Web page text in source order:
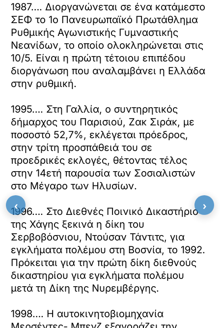
1987…. Διοργανώνεται σε ένα κατάμεστο
ΣΕΦ το 1ο Πανευρωπαϊκό Πρωτάθλημα
Ρυθμικής Αγωνιστικής Γυμναστικής
Νεανίδων, το οποίο ολοκληρώνεται στις
10/5. Είναι η πρώτη τέτοιου επιπέδου
διοργάνωση που αναλαμβάνει η Ελλάδα
στην ρυθμική.
1995…. Στη Γαλλία, ο συντηρητικός
δήμαρχος του Παρισιού, Ζακ Σιράκ, με
ποσοστό 52,7%, εκλέγεται πρόεδρος,
στην τρίτη προσπάθειά του σε
προεδρικές εκλογές, θέτοντας τέλος
στην 14ετή παρουσία των Σοσιαλιστών
στο Μέγαρο των Ηλυσίων.
1996…. Στο Διεθνές Ποινικό Δικαστήριο
της Χάγης ξεκινά η δίκη του
Σερβοβόσνιου, Ντούσαν Τάντιτς, για
εγκλήματα πολέμου στη Βοσνία, το 1992.
Πρόκειται για την πρώτη δίκη διεθνούς
δικαστηρίου για εγκλήματα πολέμου
μετά τη Δίκη της Νυρεμβέργης.
1998…. Η αυτοκινητοβιομηχανία
‹ ›